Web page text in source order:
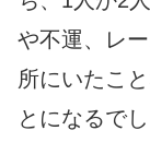
や不運、レ
所にいたこ
とになるでし